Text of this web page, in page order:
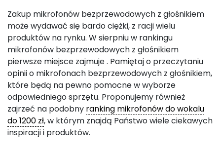
Zakup mikrofonów bezprzewodowych z głośnikiem
może wydawać się bardo ciężki, z racji wielu
produktów na rynku. W sierpniu w rankingu
mikrofonów bezprzewodowych z głośnikiem
pierwsze miejsce zajmuje. Pamiętaj o przeczytaniu
opinii o mikrofonach bezprzewodowych z głośnikiem,
które będą na pewno pomocne w wyborze
odpowiedniego sprzętu. Proponujemy również
zajrzeć na podobny ranking mikrofonów do wokalu
do 1200 zł, w którym znajdą Państwo wiele ciekawych
inspiracji i produktów.